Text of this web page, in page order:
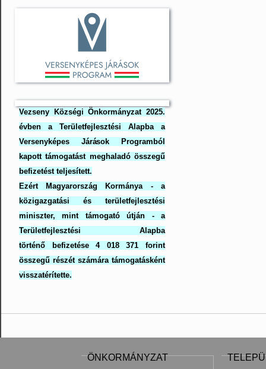
Vezseny Községi Önkormányzat 2025.
évben a Területfejlesztési Alapba a
Versenyképes Járások Programból
kapott támogatást meghaladó összegű
befizetést teljesített.
Ezért Magyarország Kormánya - a
közigazgatási és területfejlesztési
miniszter, mint támogató útján - a
Területfejlesztési Alapba
történő befizetése 4 018 371 forint
összegű részét számára támogatásként
visszatérítette.
ÖNKORMÁNYZAT